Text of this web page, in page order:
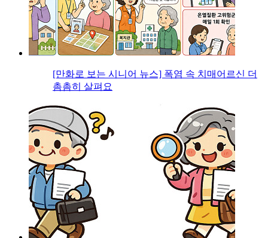
[만화로 보는 시니어 뉴스] 폭염 속 치매어르신 더
촘촘히 살펴요